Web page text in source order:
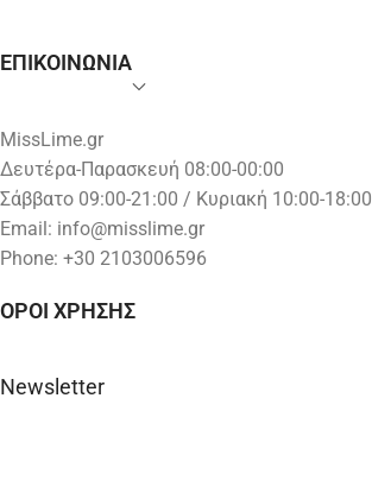
ΕΠΙΚΟΙΝΩΝΙΑ
MissLime.gr
Δευτέρα-Παρασκευή 08:00-00:00
Σάββατο 09:00-21:00 / Κυριακή 10:00-18:00
Email: info@misslime.gr
Phone: +30 2103006596
ΟΡΟΙ ΧΡΗΣΗΣ
Newsletter